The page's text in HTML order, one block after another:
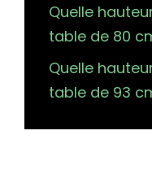
Quelle
table de 80
Quelle
table de 93